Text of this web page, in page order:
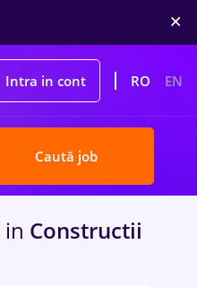
Intra in cont RO EN
Caută job
in Constructii